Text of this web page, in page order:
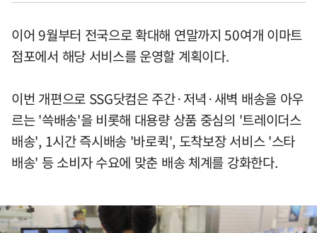
이어 9월부터 전국으로 확대해 연말까지 50여개 이마트
점포에서 해당 서비스를 운영할 계획이다.
이번 개편으로 SSG닷컴은 주간·저녁·새벽 배송을 아우
르는 '쓱배송'을 비롯해 대용량 상품 중심의 '트레이더스
배송', 1시간 즉시배송 '바로퀵', 도착보장 서비스 '스타
배송' 등 소비자 수요에 맞춘 배송 체계를 강화한다.